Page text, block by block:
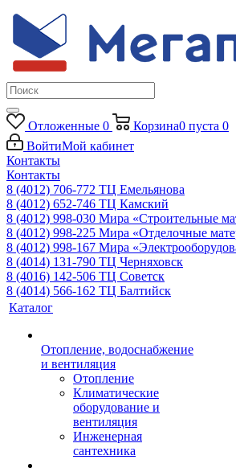
Отложенные 0 Корзина0 пуста 0
ВойтиМой кабинет
Контакты
Контакты
8 (4012) 706-772 ТЦ Емельянова
8 (4012) 652-746 ТЦ Камский
8 (4012) 998-030 Мира «Строительные
8 (4012) 998-225 Мира «Отделочные
8 (4012) 998-167 Мира
8 (4014) 131-790 ТЦ Черняховск
8 (4016) 142-506 ТЦ Советск
8 (4014) 566-162 ТЦ Балтийск
Каталог
Отопление, водоснабжение
и вентиляция
Отопление
Климатические
оборудование и
вентиляция
Инженерная
сантехника